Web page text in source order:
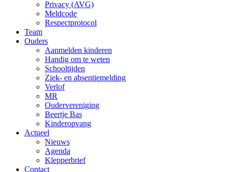
Privacy (AVG)
Meldcode
Respectprotocol
Team
Ouders
Aanmelden kinderen
Handig om te weten
Schooltijden
Ziek- en absentiemelding
Verlof
MR
Oudervereniging
Beertje Bas
Kinderopvang
Actueel
Nieuws
Agenda
Klepperbrief
Contact